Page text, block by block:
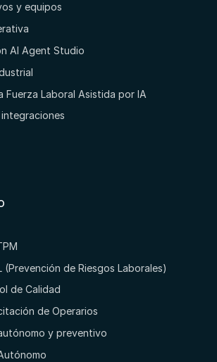
y equipos
AI Agent Studio
Fuerza Laboral Asistida por IA
(Prevención de Riesgos Laborales)
de Calidad
de Operarios
y preventivo